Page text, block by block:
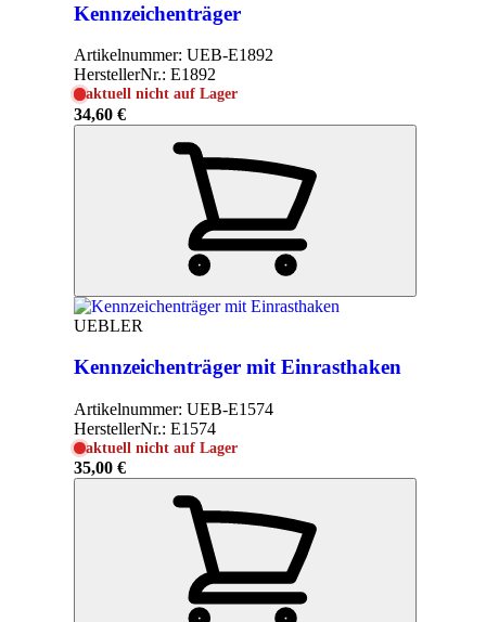
Kennzeichenträger
Artikelnummer: UEB-E1892
HerstellerNr.: E1892
aktuell nicht auf Lager
34,60 €
UEBLER
Kennzeichenträger mit Einrasthaken
Artikelnummer: UEB-E1574
HerstellerNr.: E1574
aktuell nicht auf Lager
35,00 €